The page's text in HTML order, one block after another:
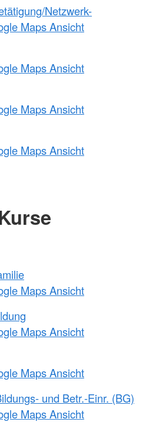
Netzwerk-
Maps Ansicht
Maps Ansicht
Maps Ansicht
Maps Ansicht
Maps Ansicht
Maps Ansicht
Maps Ansicht
und Betr.-Einr. (BG)
Maps Ansicht